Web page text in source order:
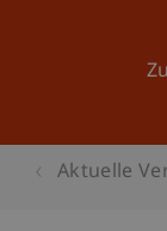
Aktuelle